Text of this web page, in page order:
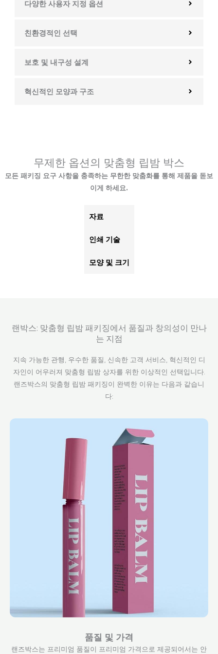
다양한 사용자 지정 옵션
친환경적인 선택
보호 및 내구성 설계
혁신적인 모양과 구조
무제한 옵션의 맞춤형 립밤 박스
모든 패키징 요구 사항을 충족하는 무한한 맞춤화를 통해 제품을 돋보
이게 하세요.
자료
인쇄 기술
모양 및 크기
랜박스: 맞춤형 립밤 패키징에서 품질과 창의성이 만나
는 지점
지속 가능한 관행, 우수한 품질, 신속한 고객 서비스, 혁신적인 디
자인이 어우러져 맞춤형 립밤 상자를 위한 이상적인 선택입니다.
랜즈박스의 맞춤형 립밤 패키징이 완벽한 이유는 다음과 같습니
다:
품질 및 가격
랜즈박스는 프리미엄 품질이 프리미엄 가격으로 제공되어서는 안